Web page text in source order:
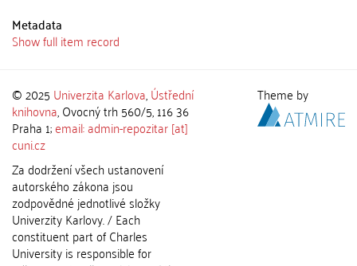
Metadata
Show full item record
© 2025 Univerzita Karlova,Ústřední
knihovna, Ovocný trh 560/5, 116 36
Praha 1;email: admin-repozitar [at]
cuni.cz
Za dodržení všech ustanovení
autorského zákona jsou
zodpovědné jednotlivé složky
Univerzity Karlovy. / Each
constituent part of Charles
University is responsible for
Theme by